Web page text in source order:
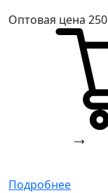
Оптовая цена 250
Подробнее